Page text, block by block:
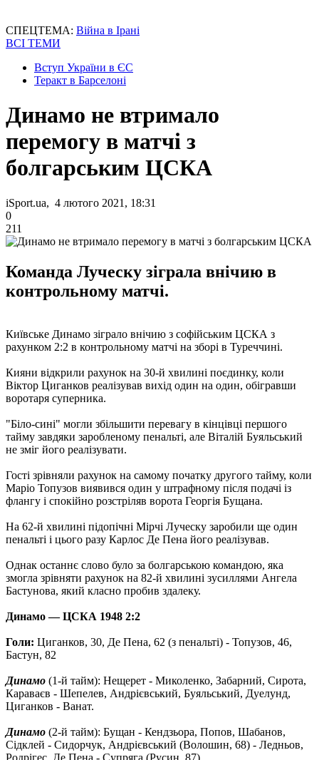
СПЕЦТЕМА: Війна в Ірані
ВСІ ТЕМИ
Вступ України в ЄС
Теракт в Барселоні
Динамо не втримало
перемогу в матчі з
болгарським ЦСКА
iSport.ua, 4 лютого 2021, 18:31
0
211
Команда Луческу зіграла внічию в
контрольному матчі.
Київське Динамо зіграло внічию з софійським ЦСКА з
рахунком 2:2 в контрольному матчі на зборі в Туреччині.
Кияни відкрили рахунок на 30-й хвилині поєдинку, коли
Віктор Циганков реалізував вихід один на один, обігравши
воротаря суперника.
"Біло-сині" могли збільшити перевагу в кінцівці першого
тайму завдяки заробленому пенальті, але Віталій Буяльський
не зміг його реалізувати.
Гості зрівняли рахунок на самому початку другого тайму, коли
Маріо Топузов виявився один у штрафному після подачі із
флангу і спокійно розстріляв ворота Георгія Бущана.
На 62-й хвилині підопічні Мірчі Луческу заробили ще один
пенальті і цього разу Карлос Де Пена його реалізував.
Однак останнє слово було за болгарською командою, яка
змогла зрівняти рахунок на 82-й хвилині зусиллями Ангела
Бастунова, який класно пробив здалеку.
Динамо — ЦСКА 1948 2:2
Голи: Циганков, 30, Де Пена, 62 (з пенальті) - Топузов, 46,
Бастун, 82
Динамо (1-й тайм): Нещерет - Миколенко, Забарний, Сирота,
Караваєв - Шепелев, Андрієвський, Буяльський, Дуелунд,
Циганков - Ванат.
Динамо (2-й тайм): Бущан - Кендзьора, Попов, Шабанов,
Сідклей - Сидорчук, Андрієвський (Волошин, 68) - Ледньов,
Родрігес, Де Пена - Супряга (Русин, 87).